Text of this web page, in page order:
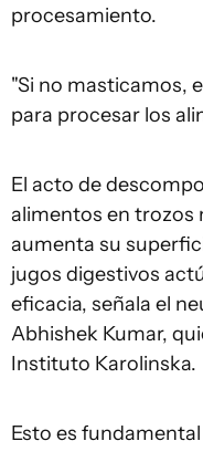
procesamiento.
"Si no masticamos,
para procesar los
El acto de
alimentos en trozos
aumenta su
jugos digestivos
eficacia, señala el
Abhishek Kumar,
Instituto Karolinska.
Esto es